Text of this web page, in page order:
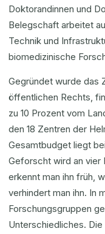
Doktorandinnen und
Belegschaft arbeitet
Technik und
biomedizinische
Gegründet wurde das
öffentlichen Rechts,
zu 10 Prozent vom
den 18 Zentren der
Gesamtbudget liegt
Geforscht wird an vier
erkennt man ihn früh,
verhindert man ihn. In
Forschungsgruppen
Unterschiedliches.